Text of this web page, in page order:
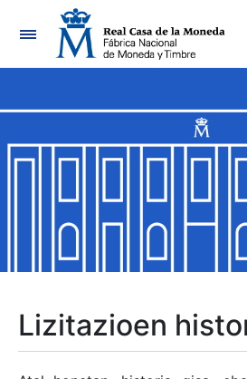
Nabigazioa
Erakutsi/Ezkutatu
Erakutsi/Ezkutatu
Erakutsi/Ezkutatu
Erakutsi/Ezkutatu
Lizitazioen